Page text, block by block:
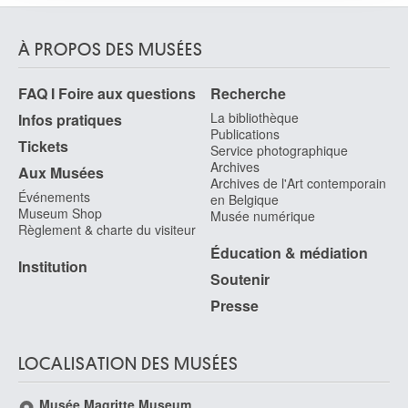
Laudy Jean
Laurencin Marie
Laurens Henri
Paris (France) 1885 - 1954
Laurens Jean-Paul
Fourquevaux, Haute-Garonne (France) 1838 - Paris (France) 1921
Lauters Paul
Bruxelles 1806 - Ixelles / Bruxelles 1876
Lavery John
Belfast (Irlande du Nord, Royaume-Uni) 1856 - Kilkenny (Irlande) 1941
Lorient, Morbihan (France) 1873 - Sanary-sur-Mer, Var (France) 1943
À PROPOS DES MUSÉES
FAQ I Foire aux questions
Infos pratiques
Tickets
Aux Musées
Événements
Museum Shop
Règlement & charte du visiteur
Institution
Recherche
La bibliothèque
Publications
Service photographique
Archives
Archives de l'Art contemporain
en Belgique
Musée numérique
Éducation & médiation
Soutenir
Presse
LOCALISATION DES MUSÉES
Musée Magritte Museum